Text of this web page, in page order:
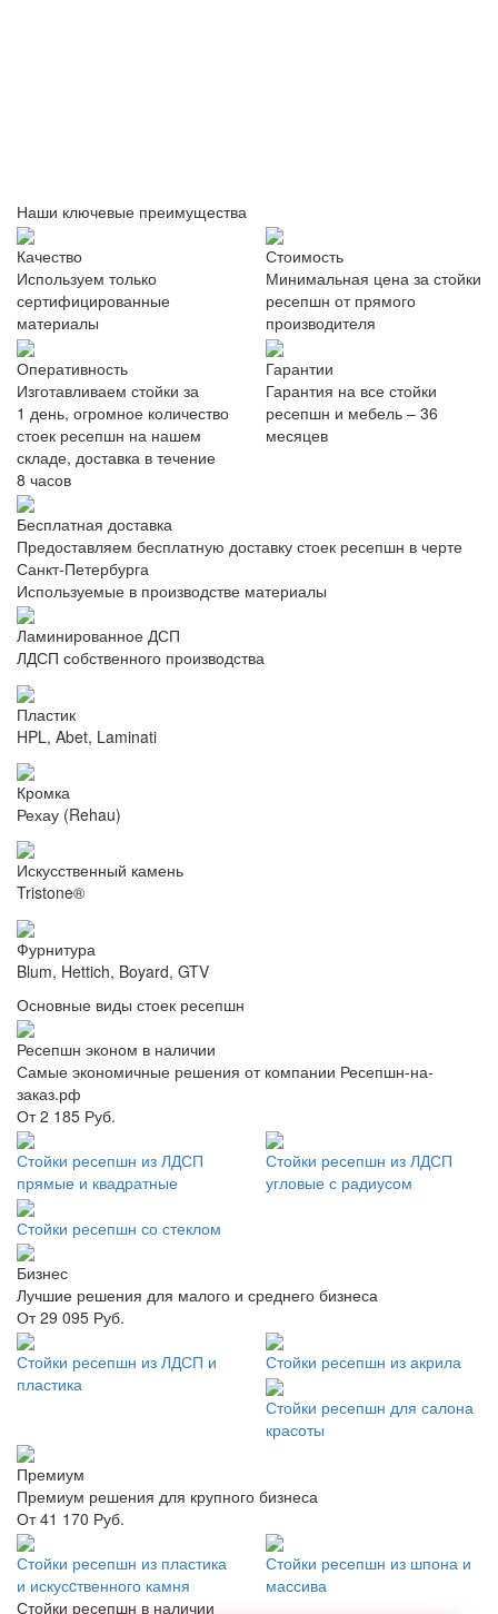
Наши ключевые преимущества
Качество
Используем только
сертифицированные
материалы
Стоимость
Минимальная цена за стойки
ресепшн от прямого
производителя
Оперативность
Изготавливаем стойки за
1 день, огромное количество
стоек ресепшн на нашем
складе, доставка в течение
8 часов
Гарантии
Гарантия на все стойки
ресепшн и мебель – 36
месяцев
Бесплатная доставка
Предоставляем бесплатную доставку стоек ресепшн в черте
Санкт-Петербурга
Используемые в производстве материалы
Ламинированное ДСП
ЛДСП собственного производства
Пластик
HPL, Abet, Laminati
Кромка
Рехау (Rehau)
Искусственный камень
Tristone®
Фурнитура
Blum, Hettich, Boyard, GTV
Основные виды стоек ресепшн
Ресепшн эконом в наличии
Самые экономичные решения от компании Ресепшн-на-
заказ.рф
От 2 185 Руб.
Стойки ресепшн из ЛДСП
прямые и квадратные
Стойки ресепшн из ЛДСП
угловые с радиусом
Стойки ресепшн со стеклом
Бизнес
Лучшие решения для малого и среднего бизнеса
От 29 095 Руб.
Стойки ресепшн из ЛДСП и
пластика
Стойки ресепшн из акрила
Стойки ресепшн для салона
красоты
Премиум
Премиум решения для крупного бизнеса
От 41 170 Руб.
Стойки ресепшн из пластика
и искусcтвенного камня
Стойки ресепшн из шпона и
массива
Стойки ресепшн в наличии